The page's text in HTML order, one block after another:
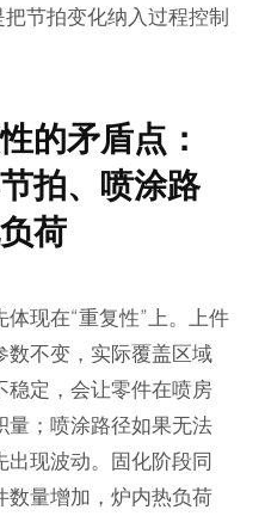
节拍变化纳入过程控制
的矛盾点：
拍、喷涂路
荷
现在“重复性”上。上件
数不变，实际覆盖区域
稳定，会让零件在喷房
量；喷涂路径如果无法
现波动。固化阶段同
数量增加，炉内热负荷